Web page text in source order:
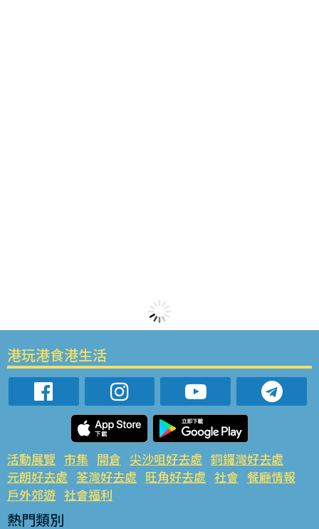
港玩港食港生活
活動展覽 市集 開倉 尖沙咀好去處 銅鑼灣好去處
元朗好去處 荃灣好去處 旺角好去處 社會 餐廳情報
戶外郊遊 社會福利
熱門類別